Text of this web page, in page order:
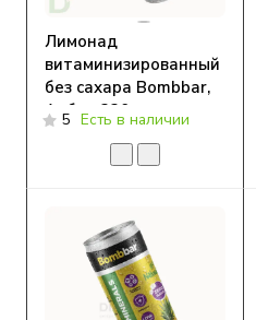
Лимонад
витаминизированный
без сахара Bombbar,
Арбуз, 330 мл
5 Есть в наличии